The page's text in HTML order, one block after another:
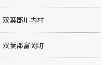
双葉郡川内村
双葉郡富岡町